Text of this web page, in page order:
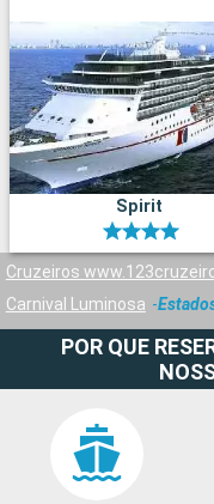
Spirit
Cruzeiros
Carnival Luminosa
POR QUE